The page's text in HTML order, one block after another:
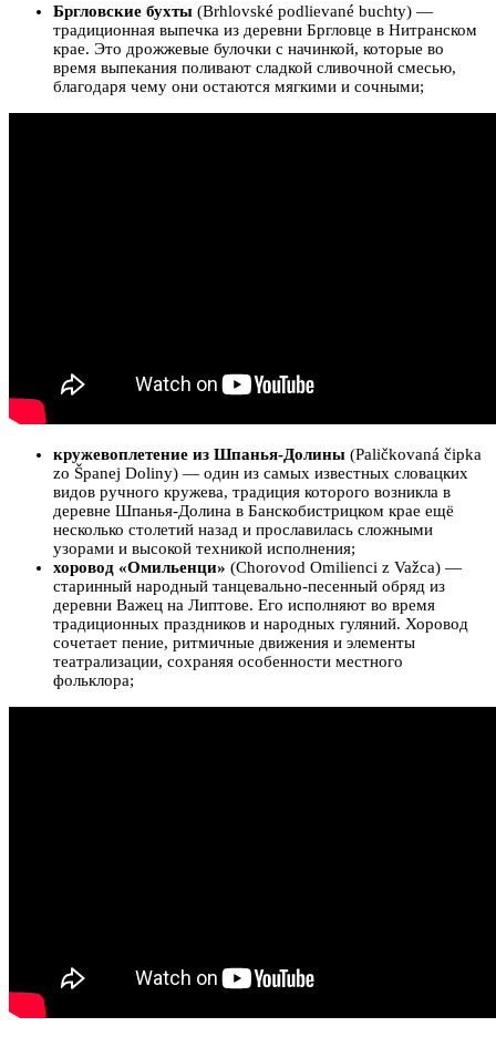
Бргловские бухты (Brhlovské podlievané buchty) —
традиционная выпечка из деревни Бргловце в Нитранском
крае. Это дрожжевые булочки с начинкой, которые во
время выпекания поливают сладкой сливочной смесью,
благодаря чему они остаются мягкими и сочными;
кружевоплетение из Шпанья-Долины (Paličkovaná čipka
zo Španej Doliny) — один из самых известных словацких
видов ручного кружева, традиция которого возникла в
деревне Шпанья-Долина в Банскобистрицком крае ещё
несколько столетий назад и прославилась сложными
узорами и высокой техникой исполнения;
хоровод «Омильенци» (Chorovod Omilienci z Važca) —
старинный народный танцевально-песенный обряд из
деревни Важeц на Липтове. Его исполняют во время
традиционных праздников и народных гуляний. Хоровод
сочетает пение, ритмичные движения и элементы
театрализации, сохраняя особенности местного
фольклора;